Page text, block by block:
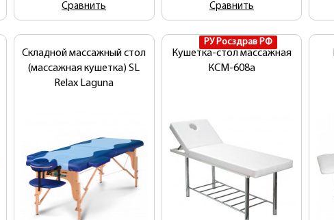
Сравнить Сравнить
Складной массажный стол
(массажная кушетка) SL
Relax Laguna
РУ Росздрав РФ
Кушетка-стол массажная
КСМ-608а